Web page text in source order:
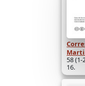
58 (1-
16.